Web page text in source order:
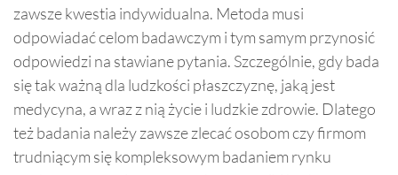
zawsze kwestia indywidualna. Metoda musi
odpowiadać celom badawczym i tym samym przynosić
odpowiedzi na stawiane pytania. Szczególnie, gdy bada
się tak ważną dla ludzkości płaszczyznę, jaką jest
medycyna, a wraz z nią życie i ludzkie zdrowie. Dlatego
też badania należy zawsze zlecać osobom czy firmom
trudniącym się kompleksowym badaniem rynku